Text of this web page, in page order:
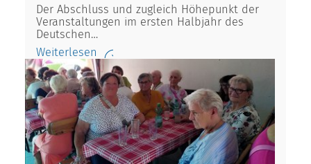
Der Abschluss und zugleich Höhepunkt der
Veranstaltungen im ersten Halbjahr des
Deutschen…
Weiterlesen